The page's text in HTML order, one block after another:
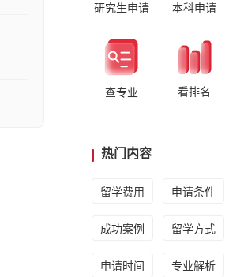
研究生申请 本科申请
查专业 看排名
热门内容
留学费用 申请条件
成功案例 留学方式
申请时间 专业解析